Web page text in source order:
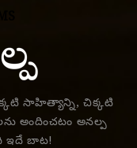
సాహిత్యాన్ని, చిక్కటి
అందించటం అనల్ప
ఇదే బాట!